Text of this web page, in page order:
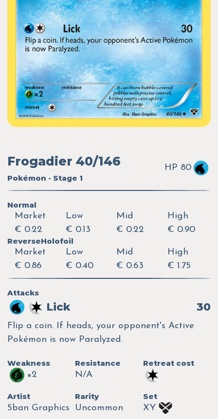
Frogadier 40/146
Pokémon - Stage 1
HP 80
Normal
Market
€ 0.22
Low
€ 0.13
Mid
€ 0.22
High
€ 0.90
ReverseHolofoil
Market
€ 0.86
Low
€ 0.40
Mid
€ 0.63
High
€ 1.75
Attacks
Lick 30
Flip a coin. If heads, your opponent's Active
Pokémon is now Paralyzed.
Weakness
×2
Resistance
N/A
Retreat cost
Artist
5ban Graphics
Rarity
Uncommon
Set
XY